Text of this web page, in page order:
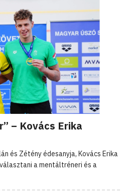
– Kovács Erika
és Zétény édesanyja, Kovács Erika
a mentáltréneri és a